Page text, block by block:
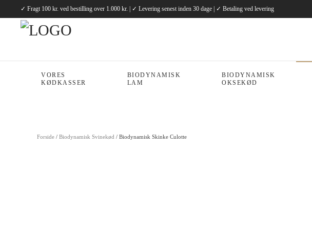
Gå til hovedindhold
✓ Fragt 100 kr. ved bestilling over 1.000 kr. | ✓ Levering senest inden 30 dage | ✓ Betaling ved levering
VORES
KØDKASSER
BIODYNAMISK
LAM
BIODYNAMISK
OKSEKØD
Forside / Biodynamisk Svinekød / Biodynamisk Skinke Culotte